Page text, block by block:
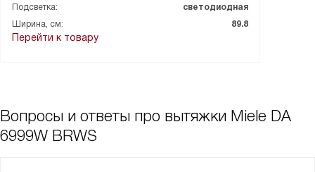
мобильное приложение, просто поражают воображение!
Экономичность и энергоэффективность этого устройства на
высоте, класс энергоэффективности A+ говорит сам за себя.
что я искал для своей кухни.
Подсветка:
светодиодная
Ширина, см:
89.8
Перейти к товару
Вопросы и ответы про вытяжки Miele DA
6999W BRWS